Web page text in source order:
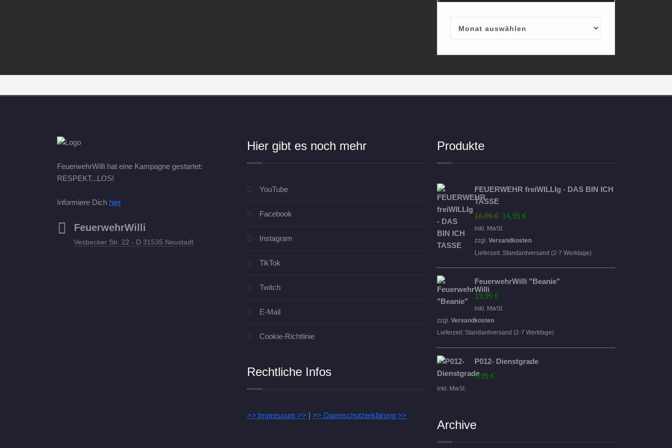
FeuerwehrWilli hat eine Kampagne gestartet:
RESPEKT...LOS!
Informiere Dich hier
FeuerwehrWilli
Vesbecker Str. 22 - D 31535 Neustadt
Hier gibt es noch mehr
YouTube
Facebook
Instagram
TikTok
Twitch
E-Mail
Cookie-Richtlinie
Rechtliche Infos
>> Impressum >> | >> Datenschutzerklärung >>
Produkte
FEUERWEHR freiWILLIg - DAS BIN ICH
TASSE
16,95€ Ursprünglicher
Preis
war:
16,95 €
14,95 €
ist:
14,95 €.
inkl. MwSt.
zzgl. Versandkosten
Lieferzeit: Standardversand (2-7 Werktage)
FeuerwehrWilli "Beanie"
19,95 €
inkl. MwSt.
zzgl. Versandkosten
Lieferzeit: Standardversand (2-7 Werktage)
P012- Dienstgrade
5,99 €
inkl. MwSt.
Archive